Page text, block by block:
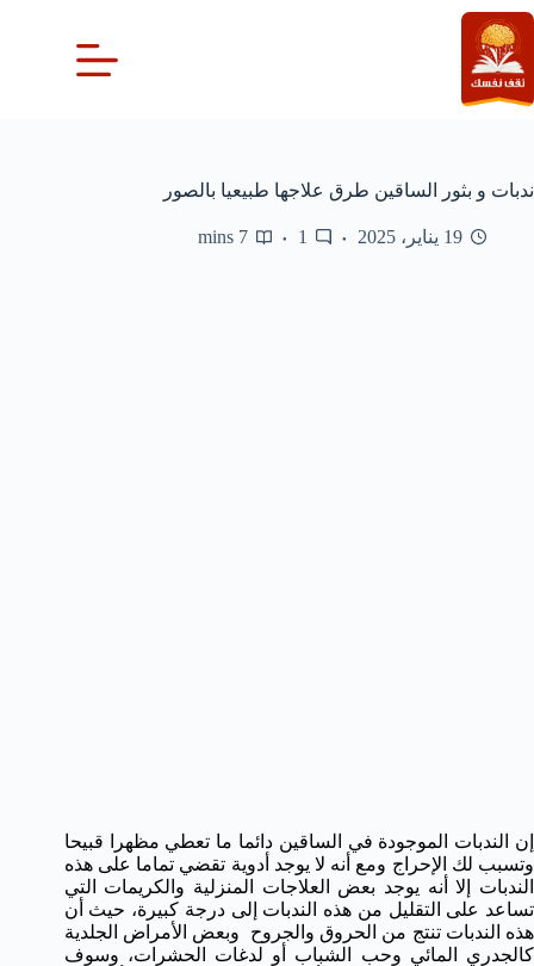
التجاوز
إلى
المحتوى
ندبات و بثور الساقين طرق علاجها طبيعيا بالصور
19 يناير، 2025 1
7 mins
إن الندبات الموجودة في الساقين دائما ما تعطي مظهرا قبيحا
وتسبب لك الإحراج ومع أنه لا يوجد أدوية تقضي تماما على هذه
الندبات إلا أنه يوجد بعض العلاجات المنزلية والكريمات التي
تساعد على التقليل من هذه الندبات إلى درجة كبيرة، حيث أن
هذه الندبات تنتج من الحروق والجروح وبعض الأمراض الجلدية
كالجدري المائي وحب الشباب أو لدغات الحشرات، وسوف